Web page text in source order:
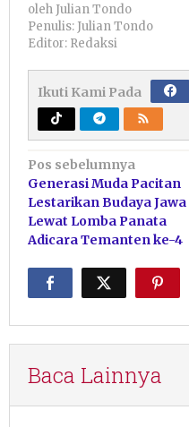
oleh Julian Tondo
Penulis: Julian Tondo
Editor: Redaksi
Ikuti Kami Pada
Navigasi
pos
Pos sebelumnya
Generasi Muda Pacitan
Lestarikan Budaya Jawa
Lewat Lomba Panata
Adicara Temanten ke-4
Baca Lainnya